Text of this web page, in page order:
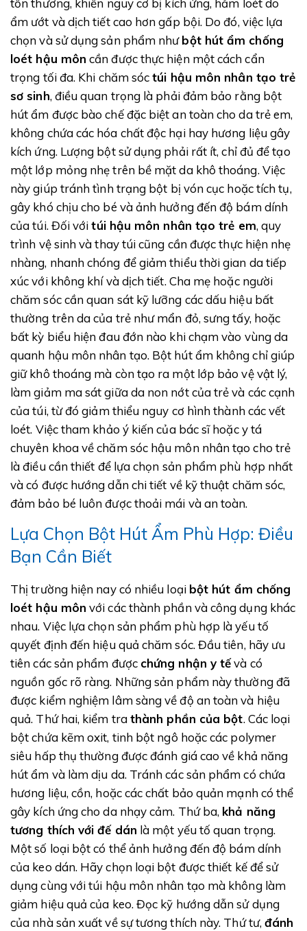
tổn thương, khiến nguy cơ bị kích ứng, hăm loét do
ẩm ướt và dịch tiết cao hơn gấp bội. Do đó, việc lựa
chọn và sử dụng sản phẩm nhưbột hút ẩm chống
loét hậu môn cần được thực hiện một cách cẩn
trọng tối đa. Khi chăm sóctúi hậu môn nhân tạo trẻ
sơ sinh, điều quan trọng là phải đảm bảo rằng bột
hút ẩm được bào chế đặc biệt an toàn cho da trẻ em,
không chứa các hóa chất độc hại hay hương liệu gây
kích ứng. Lượng bột sử dụng phải rất ít, chỉ đủ để tạo
một lớp mỏng nhẹ trên bề mặt da khô thoáng. Việc
này giúp tránh tình trạng bột bị vón cục hoặc tích tụ,
gây khó chịu cho bé và ảnh hưởng đến độ bám dính
của túi. Đối vớitúi hậu môn nhân tạo trẻ em, quy
trình vệ sinh và thay túi cũng cần được thực hiện nhẹ
nhàng, nhanh chóng để giảm thiểu thời gian da tiếp
xúc với không khí và dịch tiết. Cha mẹ hoặc người
chăm sóc cần quan sát kỹ lưỡng các dấu hiệu bất
thường trên da của trẻ như mẩn đỏ, sưng tấy, hoặc
bất kỳ biểu hiện đau đớn nào khi chạm vào vùng da
quanh hậu môn nhân tạo. Bột hút ẩm không chỉ giúp
giữ khô thoáng mà còn tạo ra một lớp bảo vệ vật lý,
làm giảm ma sát giữa da non nớt của trẻ và các cạnh
của túi, từ đó giảm thiểu nguy cơ hình thành các vết
loét. Việc tham khảo ý kiến của bác sĩ hoặc y tá
chuyên khoa về chăm sóc hậu môn nhân tạo cho trẻ
là điều cần thiết để lựa chọn sản phẩm phù hợp nhất
và có được hướng dẫn chi tiết về kỹ thuật chăm sóc,
đảm bảo bé luôn được thoải mái và an toàn.
Lựa Chọn Bột Hút Ẩm Phù Hợp: Điều
Bạn Cần Biết
Thị trường hiện nay có nhiều loại bột hút ẩm chống
loét hậu môn với các thành phần và công dụng khác
nhau. Việc lựa chọn sản phẩm phù hợp là yếu tố
quyết định đến hiệu quả chăm sóc. Đầu tiên, hãy ưu
tiên các sản phẩm được chứng nhận y tếvà có
nguồn gốc rõ ràng. Những sản phẩm này thường đã
được kiểm nghiệm lâm sàng về độ an toàn và hiệu
quả. Thứ hai, kiểm trathành phần của bột. Các loại
bột chứa kẽm oxit, tinh bột ngô hoặc các polymer
siêu hấp thụ thường được đánh giá cao về khả năng
hút ẩm và làm dịu da. Tránh các sản phẩm có chứa
hương liệu, cồn, hoặc các chất bảo quản mạnh có thể
gây kích ứng cho da nhạy cảm. Thứ ba, khả năng
tương thích với đế dán là một yếu tố quan trọng.
Một số loại bột có thể ảnh hưởng đến độ bám dính
của keo dán. Hãy chọn loại bột được thiết kế để sử
dụng cùng với túi hậu môn nhân tạo mà không làm
giảm hiệu quả của keo. Đọc kỹ hướng dẫn sử dụng
của nhà sản xuất về sự tương thích này. Thứ tư,đánh